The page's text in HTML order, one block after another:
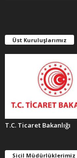
E
R
Üst Kuruluşlarımız
T.C. Ticaret Bakanlığı
Sicil Müdürlüklerimiz